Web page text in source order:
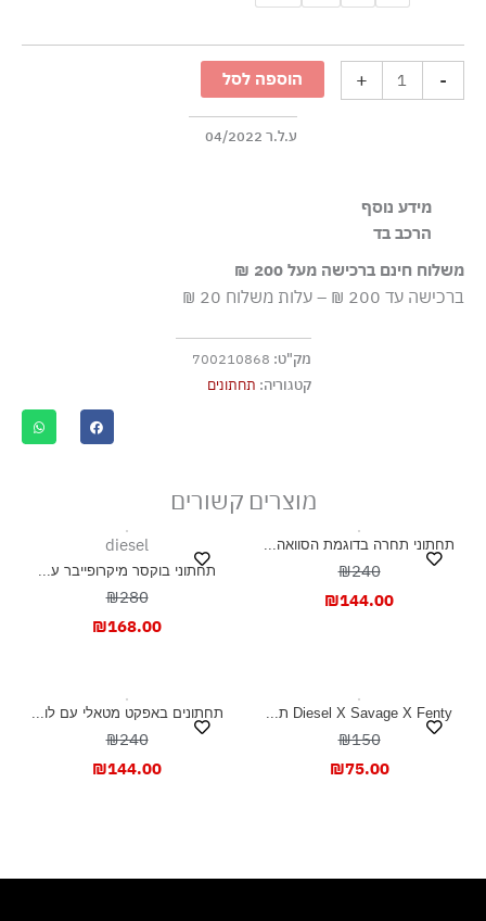
-
חוטיני
עם
+ הוספה לסל
ע.ל.ר 04/2022
מידע נוסף
Elasticated waistband
הרכב בד
משלוח חינם ברכישה מעל 200 ₪
ברכישה עד 200 ₪ – עלות משלוח 20 ₪
מק"ט: 700210868
קטגוריה: תחתונים
מוצרים קשורים
תחתוני תחרה בדוגמת הסוואה...
₪240
₪144.00
diesel
תחתוני בוקסר מיקרופייבר ע...
₪280
₪168.00
Diesel X Savage X Fenty ת...
₪150
₪75.00
תחתונים באפקט מטאלי עם לו...
₪240
₪144.00